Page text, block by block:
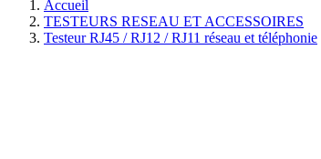
Accueil
TESTEURS RESEAU ET ACCESSOIRES
Testeur RJ45 / RJ12 / RJ11 réseau et téléphonie